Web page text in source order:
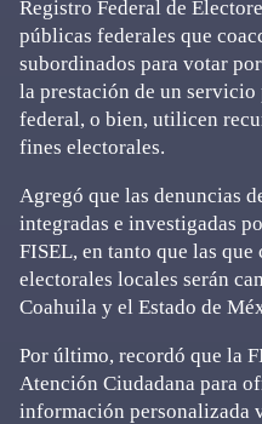
Registro Federal de
públicas federales que
subordinados para votar
la prestación de un
federal, o bien, utilicen
fines electorales.
Agregó que las denuncias
integradas e investigadas
FISEL, en tanto que las
electorales locales serán
Coahuila y el Estado de
Por último, recordó que la
Atención Ciudadana para
información personalizada